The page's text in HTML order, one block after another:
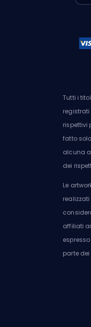
Tutti i
rispettivi
fatto
alcuna
dei
Le
affiliati
parte